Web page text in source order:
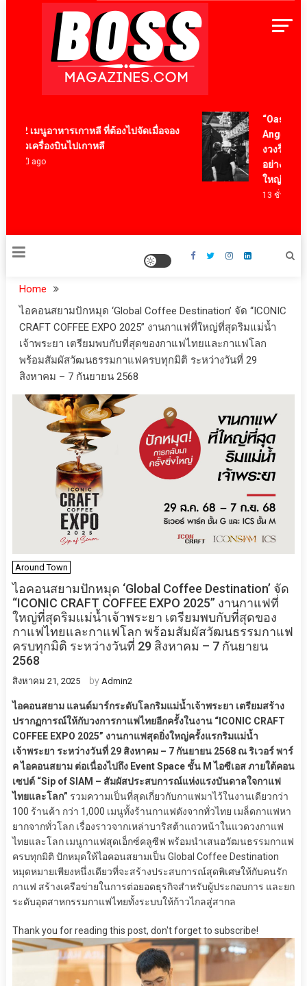
12 เมนูอาหารเกาหลี ที่ต้องไปจัดเมื่อจอง
ตั๋วเครื่องบินไปเกาหลี
4 ปี ago
“Oasis:
Anger” ร่วม
งวงร็อคระดั
อย่าง Oasis
ใหญ่
13 ชั่วโมง ago
Home
ไอคอนสยามปักหมุด ‘Global Coffee Destination’ จัด “ICONIC
CRAFT COFFEE EXPO 2025” งานกาแฟที่ใหญ่ที่สุดริมแม่น้ำ
เจ้าพระยา เตรียมพบกับที่สุดของกาแฟไทยและกาแฟโลก
พร้อมสัมผัสวัฒนธรรมกาแฟครบทุกมิติ ระหว่างวันที่ 29
สิงหาคม – 7 กันยายน 2568
Around Town
ไอคอนสยามปักหมุด ‘Global Coffee Destination’ จัด
“ICONIC CRAFT COFFEE EXPO 2025” งานกาแฟที่
ใหญ่ที่สุดริมแม่น้ำเจ้าพระยา เตรียมพบกับที่สุดของ
กาแฟไทยและกาแฟโลก พร้อมสัมผัสวัฒนธรรมกาแฟ
ครบทุกมิติ ระหว่างวันที่ 29 สิงหาคม – 7 กันยายน
2568
สิงหาคม 21, 2025 by Admin2
ไอคอนสยาม แลนด์มาร์กระดับโลกริมแม่น้ำเจ้าพระยา เตรียมสร้าง
ปรากฏการณ์ให้กับวงการกาแฟไทยอีกครั้งในงาน “ICONIC CRAFT
COFFEE EXPO 2025” งานกาแฟสุดยิ่งใหญ่ครั้งแรกริมแม่น้ำ
เจ้าพระยา ระหว่างวันที่ 29 สิงหาคม – 7 กันยายน 2568 ณ ริเวอร์ พาร์
ค ไอคอนสยาม ต่อเนื่องไปถึง Event Space ชั้น M ไอซีเอส ภายใต้คอน
เซปต์ “Sip of SIAM – สัมผัสประสบการณ์แห่งแรงบันดาลใจกาแฟ
ไทยและโลก” รวมความเป็นที่สุดเกี่ยวกับกาแฟมาไว้ในงานเดียวกว่า
100 ร้านค้า กว่า 1,000 เมนูทั้งร้านกาแฟดังจากทั่วไทย เมล็ดกาแฟหา
ยากจากทั่วโลก เรื่องราวจากเหล่าบาริสต้าแถวหน้าในแวดวงกาแฟ
ไทยและโลก เมนูกาแฟสุดเอ็กซ์คลูซีฟ พร้อมนำเสนอวัฒนธรรมกาแฟ
ครบทุกมิติ ปักหมุดให้ไอคอนสยามเป็น Global Coffee Destination
หมุดหมายเพียงหนึ่งเดียวที่จะสร้างประสบการณ์สุดพิเศษให้กับคนรัก
กาแฟ สร้างเครือข่ายในการต่อยอดธุรกิจสำหรับผู้ประกอบการ และยก
ระดับอุตสาหกรรมกาแฟไทยทั้งระบบให้ก้าวไกลสู่สากล
Thank you for reading this post, don't forget to subscribe!